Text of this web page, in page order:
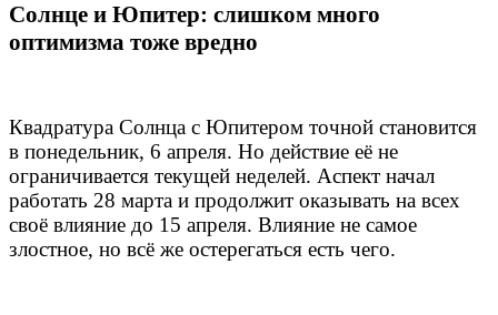
Солнце и Юпитер: слишком много
оптимизма тоже вредно
Квадратура Солнца с Юпитером точной становится
в понедельник, 6 апреля. Но действие её не
ограничивается текущей неделей. Аспект начал
работать 28 марта и продолжит оказывать на всех
своё влияние до 15 апреля. Влияние не самое
злостное, но всё же остерегаться есть чего.